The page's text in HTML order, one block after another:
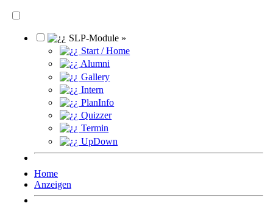
SLP-Module »
Start / Home
Alumni
Gallery
Intern
PlanInfo
Quizzer
Termin
UpDown
Home
Anzeigen